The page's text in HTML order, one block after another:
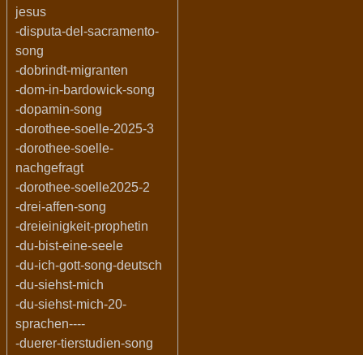
jesus
-disputa-del-sacramento-
song
-dobrindt-migranten
-dom-in-bardowick-song
-dopamin-song
-dorothee-soelle-2025-3
-dorothee-soelle-
nachgefragt
-dorothee-soelle2025-2
-drei-affen-song
-dreieinigkeit-prophetin
-du-bist-eine-seele
-du-ich-gott-song-deutsch
-du-siehst-mich
-du-siehst-mich-20-
sprachen----
-duerer-tierstudien-song